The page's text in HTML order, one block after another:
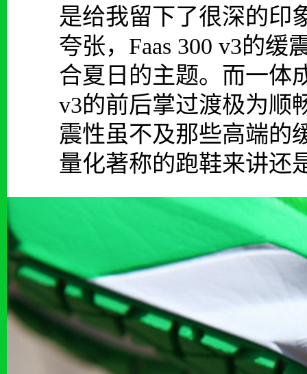
是给我留下了很深的印
夸张，Faas 300 v3的
合夏日的主题。而一体
v3的前后掌过渡极为顺
震性虽不及那些高端的
量化著称的跑鞋来讲还